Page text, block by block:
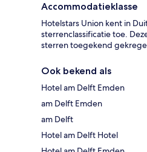
Accommodatieklasse
Hotelstars Union kent in
sterrenclassificatie toe.
sterren toegekend
Ook bekend als
Hotel am Delft Emden
am Delft Emden
am Delft
Hotel am Delft Hotel